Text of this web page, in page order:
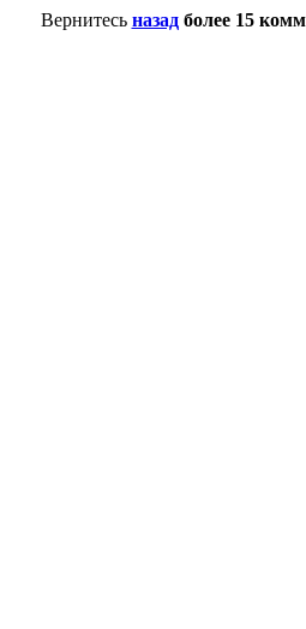
Вернитесь назад более 15